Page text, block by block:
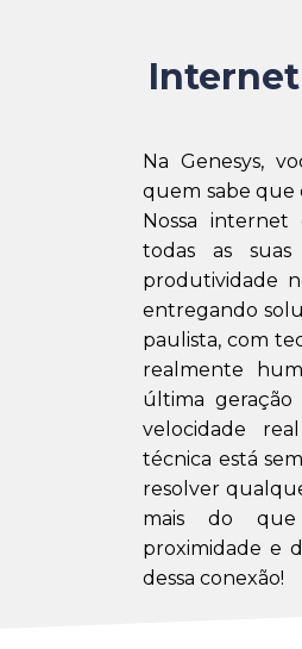
Na Genesys,
quem sabe que
Nossa internet
todas as
produtividade
entregando
paulista, com
realmente
última geração
velocidade
técnica está
resolver
mais do que
proximidade e
dessa conexão!